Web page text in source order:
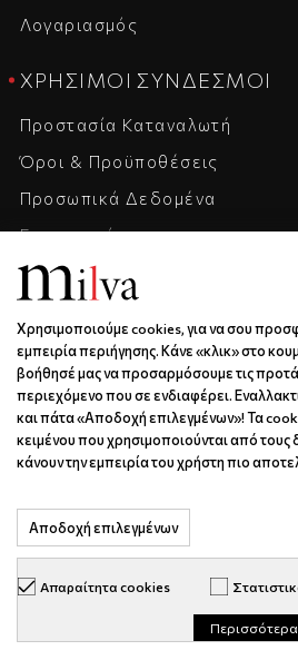
Λογαριασμός
ΧΡΉΣΙΜΟΙ ΣΎΝΔΕΣΜΟΙ
Προστασία Καταναλωτή
Όροι & Προϋποθέσεις
Προσωπικά Δεδομένα
Επικοινωνία
Η Εταιρεία
ΕΠΙΚΟΙΝΩΝΊΑ & ΩΡΆΡΙΟ
Ξάνθου 6 | Κως | 85300
6936688501
ΔΕ - ΠΑ | 9:00 - 17:00
© milva.gr 2026. All
Χρησιμοποιούμε cookies, για να σου
εμπειρία περιήγησης. Κάνε «κλικ» στο
βοήθησέ μας να προσαρμόσουμε τις
περιεχόμενο που σε ενδιαφέρει.
και πάτα «Αποδοχή επιλεγμένων»! Τα
κειμένου που χρησιμοποιούνται από τους
κάνουν την εμπειρία του χρήστη πιο
Αποδοχή επιλεγμένων
Απαραίτητα cookies
Περισσότερα